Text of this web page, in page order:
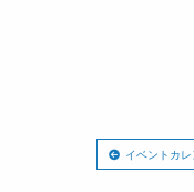
イベントカ